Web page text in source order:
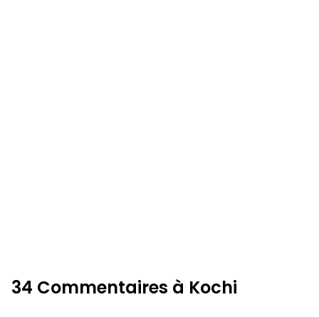
34 Commentaires à Kochi